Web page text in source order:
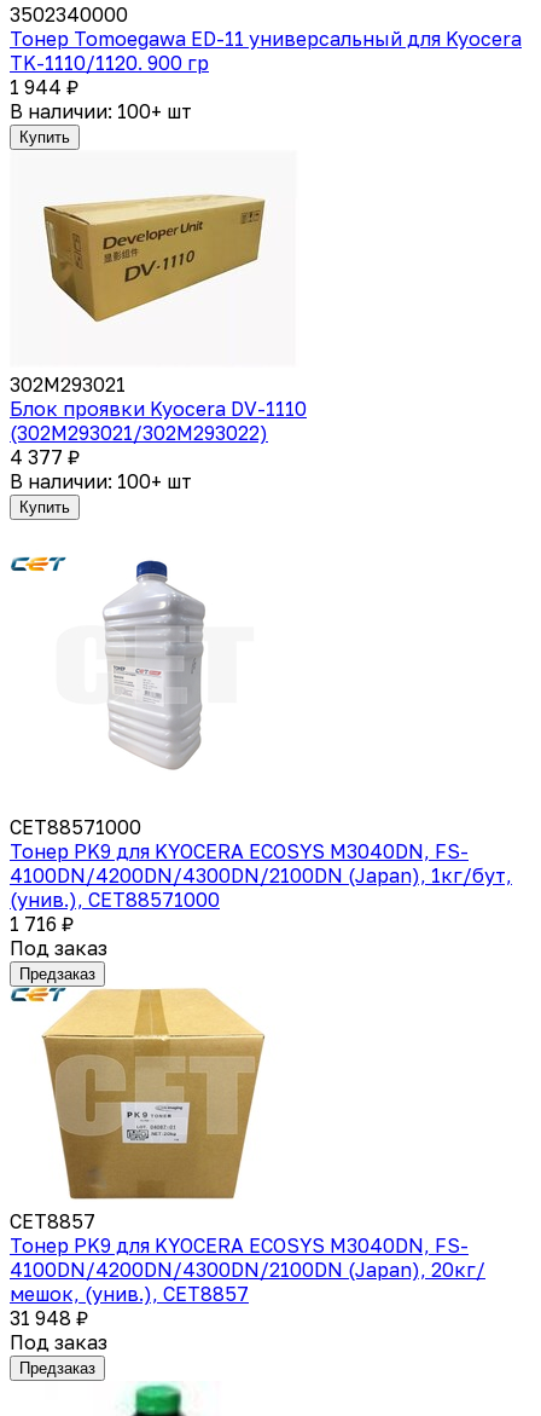
3502340000
Тонер Tomoegawa ED-11 универсальный для Kyocera
TK-1110/1120. 900 гр
1 944 ₽
В наличии: 100+ шт
Купить
302M293021
Блок проявки Kyocera DV-1110
(302M293021/302M293022)
4 377 ₽
В наличии: 100+ шт
Купить
CET88571000
Тонер PK9 для KYOCERA ECOSYS M3040DN, FS-
4100DN/4200DN/4300DN/2100DN (Japan), 1кг/бут,
(унив.), CET88571000
1 716 ₽
Под заказ
Предзаказ
CET8857
Тонер PK9 для KYOCERA ECOSYS M3040DN, FS-
4100DN/4200DN/4300DN/2100DN (Japan), 20кг/
мешок, (унив.), CET8857
31 948 ₽
Под заказ
Предзаказ